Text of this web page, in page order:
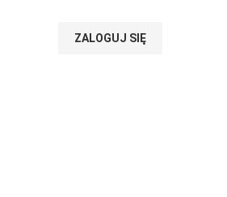
ZALOGUJ SIĘ